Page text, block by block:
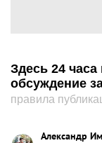
Здесь 24
обсуждение
правила
Александр